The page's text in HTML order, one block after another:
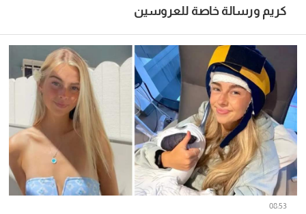
كريم ورسالة خاصة للعروسين
08:53